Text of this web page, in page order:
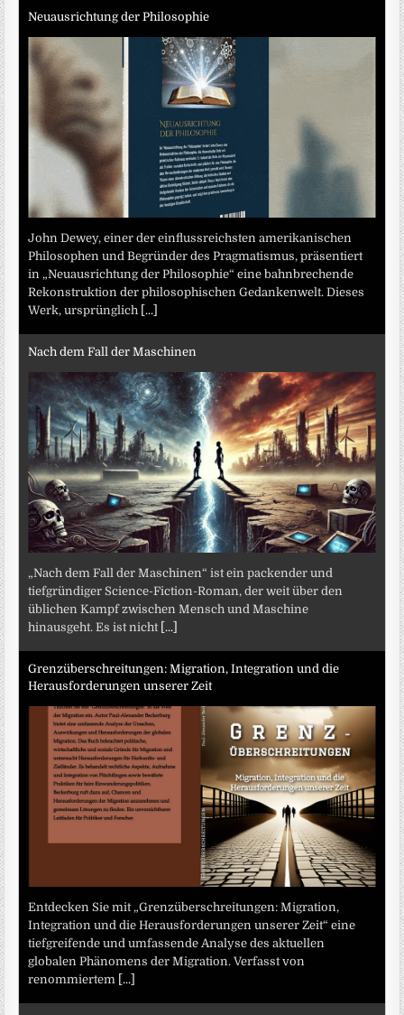
Neuausrichtung der Philosophie
John Dewey, einer der einflussreichsten amerikanischen
Philosophen und Begründer des Pragmatismus, präsentiert
in „Neuausrichtung der Philosophie“ eine bahnbrechende
Rekonstruktion der philosophischen Gedankenwelt. Dieses
Werk, ursprünglich
[...]
Nach dem Fall der Maschinen
„Nach dem Fall der Maschinen“ ist ein packender und
tiefgründiger Science-Fiction-Roman, der weit über den
üblichen Kampf zwischen Mensch und Maschine
hinausgeht. Es ist nicht [...]
Grenzüberschreitungen: Migration, Integration und die
Herausforderungen unserer Zeit
Entdecken Sie mit „Grenzüberschreitungen: Migration,
Integration und die Herausforderungen unserer Zeit“ eine
tiefgreifende und umfassende Analyse des aktuellen
globalen Phänomens der Migration. Verfasst von
renommiertem
[...]